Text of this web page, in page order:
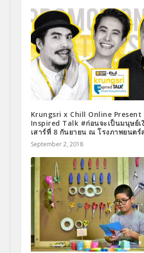
Krungsri x Chill Online Present
Inspired Talk #ก่อนจะเป็นมนุษย์เ
เสาร์ที่ 8 กันยายน ณ โรงภาพยนตร์
September 2, 2018